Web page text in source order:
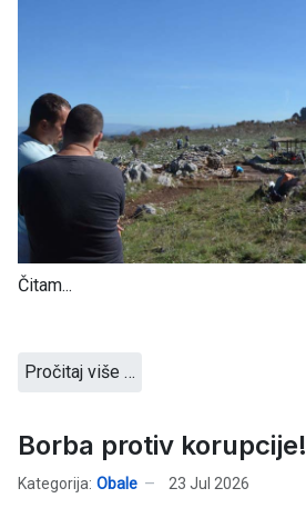
Čitam...
Pročitaj više …
Borba protiv korupcije!
Kategorija: Obale 23 Jul 2026